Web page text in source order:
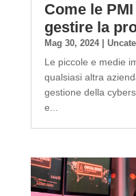
Come le
gestire la
Mag 30, 2024|
Le piccole e medie
qualsiasi altra
gestione della
e...